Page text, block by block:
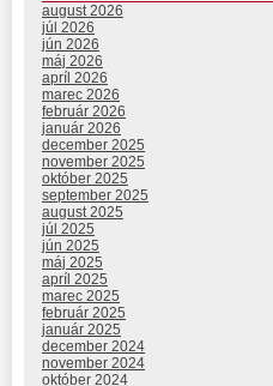
august 2026
júl 2026
jún 2026
máj 2026
apríl 2026
marec 2026
február 2026
január 2026
december 2025
november 2025
október 2025
september 2025
august 2025
júl 2025
jún 2025
máj 2025
apríl 2025
marec 2025
február 2025
január 2025
december 2024
november 2024
október 2024